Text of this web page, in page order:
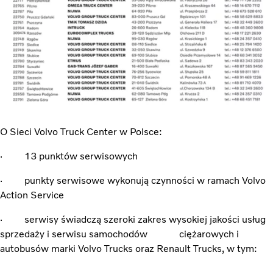
O Sieci Volvo Truck Center w Polsce:
· 13 punktów serwisowych
· punkty serwisowe wykonują czynności w ramach Volvo
Action Service
· serwisy świadczą szeroki zakres wysokiej jakości usług
sprzedaży i serwisu samochodów ciężarowych i
autobusów marki Volvo Trucks oraz Renault Trucks, w tym: